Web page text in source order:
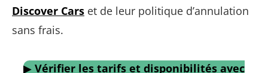
Discover Cars et de leur politique d’annulation
sans frais.
▶ Vérifier les tarifs et disponibilités avec